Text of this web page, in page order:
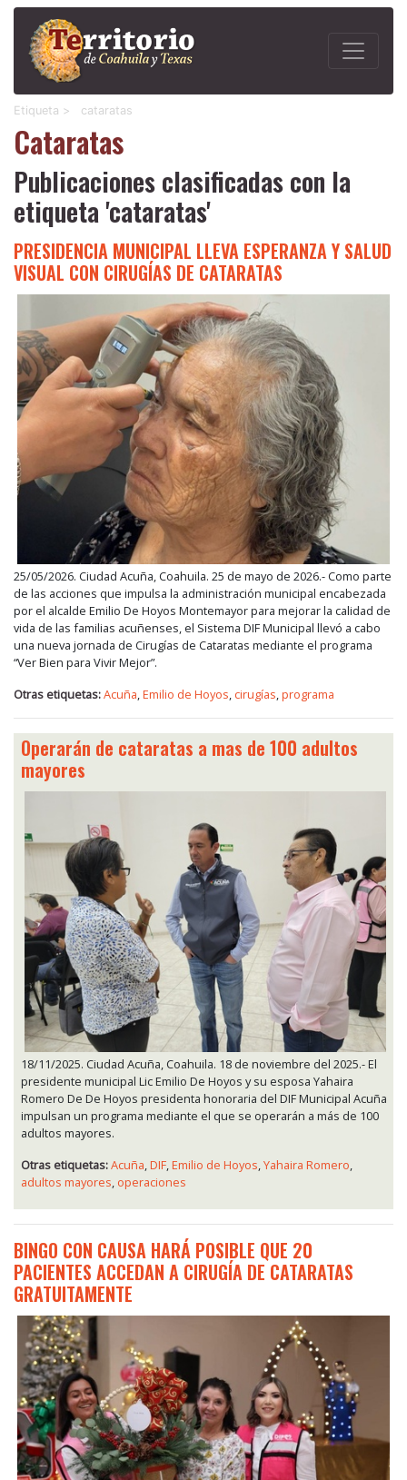
Etiqueta > cataratas
Cataratas
Publicaciones clasificadas con la
etiqueta 'cataratas'
PRESIDENCIA MUNICIPAL LLEVA ESPERANZA Y SALUD
VISUAL CON CIRUGÍAS DE CATARATAS
25/05/2026. Ciudad Acuña, Coahuila. 25 de mayo de 2026.- Como parte
de las acciones que impulsa la administración municipal encabezada
por el alcalde Emilio De Hoyos Montemayor para mejorar la calidad de
vida de las familias acuñenses, el Sistema DIF Municipal llevó a cabo
una nueva jornada de Cirugías de Cataratas mediante el programa
“Ver Bien para Vivir Mejor”.
Otras etiquetas:Acuña Emilio de Hoyos cirugías programa
Operarán de cataratas a mas de 100 adultos
mayores
18/11/2025. Ciudad Acuña, Coahuila. 18 de noviembre del 2025.- El
presidente municipal Lic Emilio De Hoyos y su esposa Yahaira
Romero De De Hoyos presidenta honoraria del DIF Municipal Acuña
impulsan un programa mediante el que se operarán a más de 100
adultos mayores.
Otras etiquetas:Acuña,DIF,Emilio de Hoyos,Yahaira Romero,
adultos mayores, operaciones
BINGO CON CAUSA HARÁ POSIBLE QUE 20
PACIENTES ACCEDAN A CIRUGÍA DE CATARATAS
GRATUITAMENTE